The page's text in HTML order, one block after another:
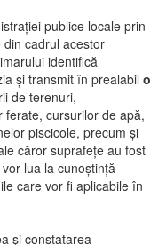
publice locale prin
cadrul acestor
identifică
și transmit în prealabil o
de terenuri,
ferate, cursurilor de apă,
piscicole, precum și
căror suprafețe au fost
lua la cunoștință
care vor fi aplicabile în
şi constatarea